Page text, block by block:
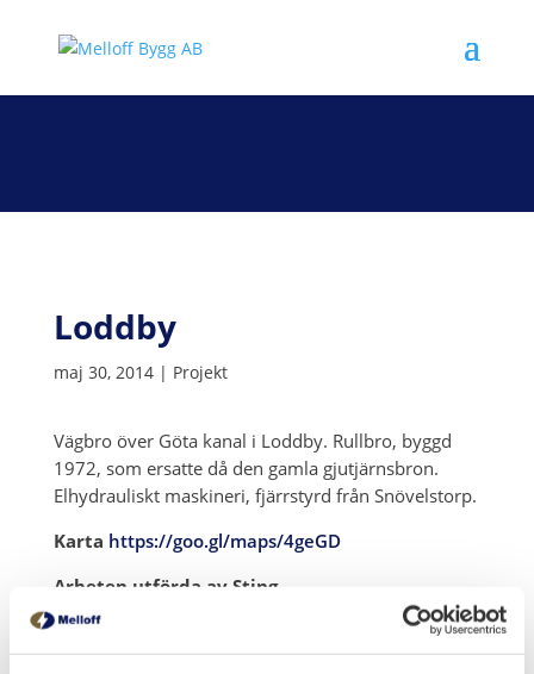
Loddby
maj 30, 2014| Projekt
Vägbro över Göta kanal i Loddby. Rullbro, byggd
1972, som ersatte då den gamla gjutjärnsbron.
Elhydrauliskt maskineri, fjärrstyrd från Snövelstorp.
Karta https://goo.gl/maps/4geGD
Arbeten utförda av Sting
2014 – Tekniskt stöd